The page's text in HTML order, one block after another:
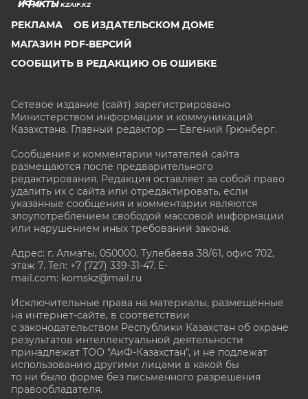
KZAIF.KZ
РЕКЛАМА
ОБ ИЗДАТЕЛЬСКОМ ДОМЕ
МАГАЗИН PDF-ВЕРСИЙ
СООБЩИТЬ В РЕДАКЦИЮ ОБ ОШИБКЕ
Сетевое издание (сайт) зарегистрировано
Министерством информации и коммуникаций
Казахстана. Главный редактор — Евгений Грюнберг.
Сообщения и комментарии читателей сайта
размещаются после предварительного
редактирования. Редакция оставляет за собой право
удалить их с сайта или отредактировать, если
указанные сообщения и комментарии являются
злоупотреблением свободой массовой информации
или нарушением иных требований закона.
Адрес: г. Алматы, 050000, Тулебаева 38/61, офис 702,
этаж 7. Тел: +7 (727) 339-31-47. E-
mail.com: komskz@mail.ru
Исключительные права на материалы, размещённые
на интернет-сайте, в соответствии
с законодательством Республики Казахстан об охране
результатов интеллектуальной деятельности
принадлежат ТОО "АиФ-Казахстан", и не подлежат
использованию другими лицами в какой бы
то ни было форме без письменного разрешения
правообладателя.